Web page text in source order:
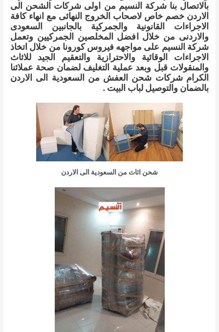
بالاتصال بنا شركة النسيم من اولى شركات الشحن الى
الاردن خصم خاص لاصحاب الخروج النهائى مع انهاء كافة
الاجراءات القانونية والجمركية بالجانبين السعودى
والاردنى من خلال افضل المخلصين الجمركيين وتعمل
شركة النسيم على مواجهه فيروس كورونا من خلال اتخاذ
الاجراءات الوقائية والاحترازية والتعقيم الجيد للاثاث
والمنقولات قبل وبعد عملية التغليف لضمان صحة عملائنا
الكرام شركات شحن العفش من السعودية الى الاردن
بالضمان والتوصيل لباب البيت .
شحن اثاث من السعودية الى الاردن